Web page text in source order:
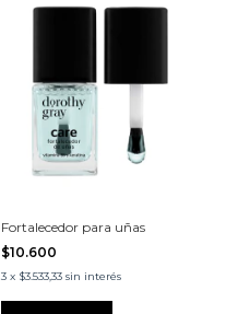
Fortalecedor para uñas
$10.600
3 x $3.533,33 sin interés